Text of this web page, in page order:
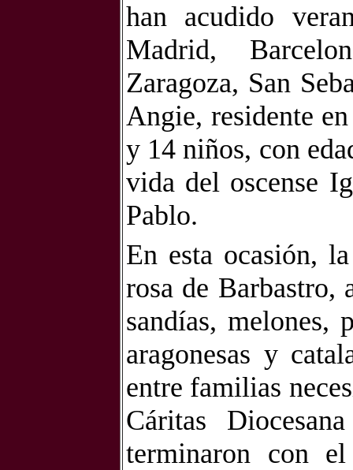
han acudido
Madrid,
Zaragoza, San
Angie, residente
y 14 niños, con
vida del oscense
Pablo.
En esta ocasión,
rosa de Barbastro,
sandías, melones,
aragonesas y
entre familias
Cáritas
terminaron con